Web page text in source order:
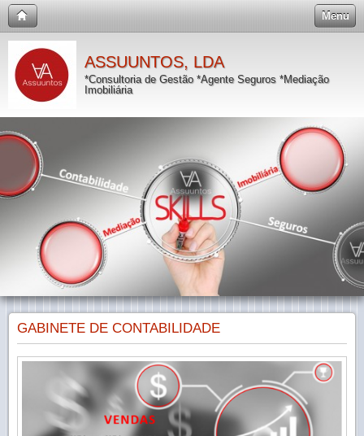
Menu
ASSUUNTOS, LDA
*Consultoria de Gestão *Agente Seguros *Mediação
Imobiliária
GABINETE DE CONTABILIDADE